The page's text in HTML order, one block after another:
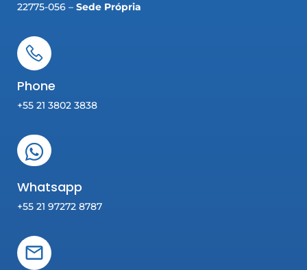
22775-056 – Sede Própria
Phone
+55 21 3802 3838
Whatsapp
+55 21 97272 8787